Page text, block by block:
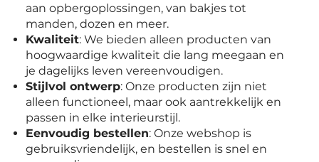
aan opbergoplossingen, van bakjes tot
manden, dozen en meer.
Kwaliteit: We bieden alleen producten van
hoogwaardige kwaliteit die lang meegaan en
je dagelijks leven vereenvoudigen.
Stijlvol ontwerp: Onze producten zijn niet
alleen functioneel, maar ook aantrekkelijk en
passen in elke interieurstijl.
Eenvoudig bestellen: Onze webshop is
gebruiksvriendelijk, en bestellen is snel en